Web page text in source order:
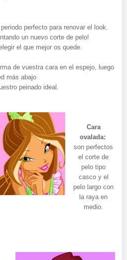
perfecto para renovar el look.
un nuevo corte de pelo!
el que mejor os quede.
de vuestra cara en el espejo, luego
más abajo
peinado ideal.
Cara
ovalada:
son perfectos
el corte de
pelo tipo
casco y el
pelo largo con
la raya en
medio.